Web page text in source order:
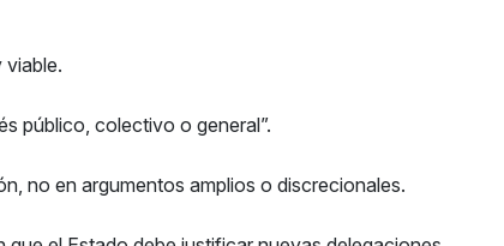
viable.
público, colectivo o general”.
no en argumentos amplios o discrecionales.